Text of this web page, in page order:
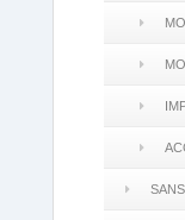
SANS